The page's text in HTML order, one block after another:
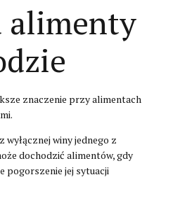
alimenty
znaczenie przy alimentach
wyłącznej winy jednego z
dochodzić alimentów, gdy
pogorszenie jej sytuacji